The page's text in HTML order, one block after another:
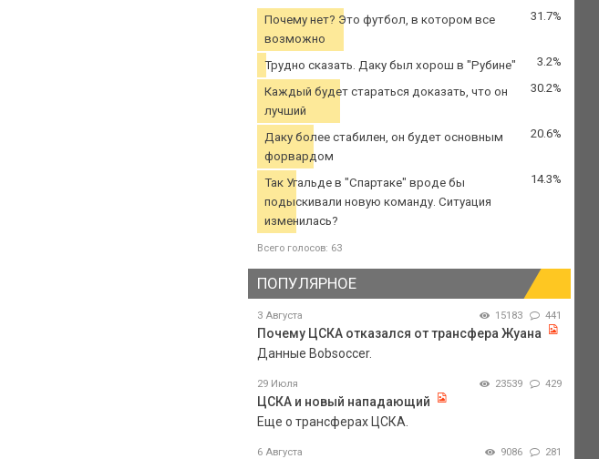
Почему нет? Это футбол, в котором все
возможно
31.7%
Трудно сказать. Даку был хорош в "Рубине" 3.2%
Каждый будет стараться доказать, что он
лучший
30.2%
Даку более стабилен, он будет основным
форвардом
20.6%
Так Угальде в "Спартаке" вроде бы
подыскивали новую команду. Ситуация
изменилась?
14.3%
Всего голосов: 63
ПОПУЛЯРНОЕ
3 Августа 15183 441
Почему ЦСКА отказался от трансфера Жуана
Данные Bobsoccer.
29 Июля 23539 429
ЦСКА и новый нападающий
Еще о трансферах ЦСКА.
6 Августа 9086 281